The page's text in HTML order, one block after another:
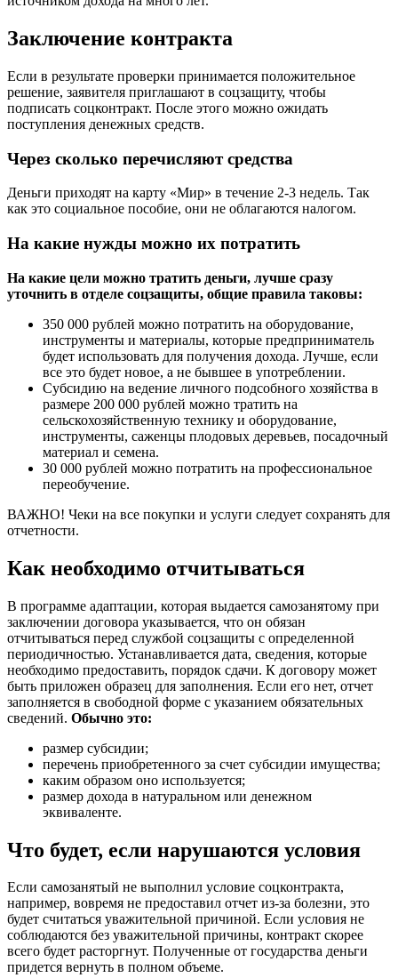
Заключение контракта
Если в результате проверки принимается положительное
решение, заявителя приглашают в соцзащиту, чтобы
подписать соцконтракт. После этого можно ожидать
поступления денежных средств.
Через сколько перечисляют средства
Деньги приходят на карту «Мир» в течение 2-3 недель. Так
как это социальное пособие, они не облагаются налогом.
На какие нужды можно их потратить
На какие цели можно тратить деньги, лучше сразу
уточнить в отделе соцзащиты, общие правила таковы:
350 000 рублей можно потратить на оборудование,
инструменты и материалы, которые предприниматель
будет использовать для получения дохода. Лучше, если
все это будет новое, а не бывшее в употреблении.
Субсидию на ведение личного подсобного хозяйства в
размере 200 000 рублей можно тратить на
сельскохозяйственную технику и оборудование,
инструменты, саженцы плодовых деревьев, посадочный
материал и семена.
30 000 рублей можно потратить на профессиональное
переобучение.
ВАЖНО! Чеки на все покупки и услуги следует сохранять для
отчетности.
Как необходимо отчитываться
В программе адаптации, которая выдается самозанятому при
заключении договора указывается, что он обязан
отчитываться перед службой соцзащиты с определенной
периодичностью. Устанавливается дата, сведения, которые
необходимо предоставить, порядок сдачи. К договору может
быть приложен образец для заполнения. Если его нет, отчет
заполняется в свободной форме с указанием обязательных
сведений. Обычно это:
размер субсидии;
перечень приобретенного за счет субсидии имущества;
каким образом оно используется;
размер дохода в натуральном или денежном
эквиваленте.
Что будет, если нарушаются условия
Если самозанятый не выполнил условие соцконтракта,
например, вовремя не предоставил отчет из-за болезни, это
будет считаться уважительной причиной. Если условия не
соблюдаются без уважительной причины, контракт скорее
всего будет расторгнут. Полученные от государства деньги
придется вернуть в полном объеме.